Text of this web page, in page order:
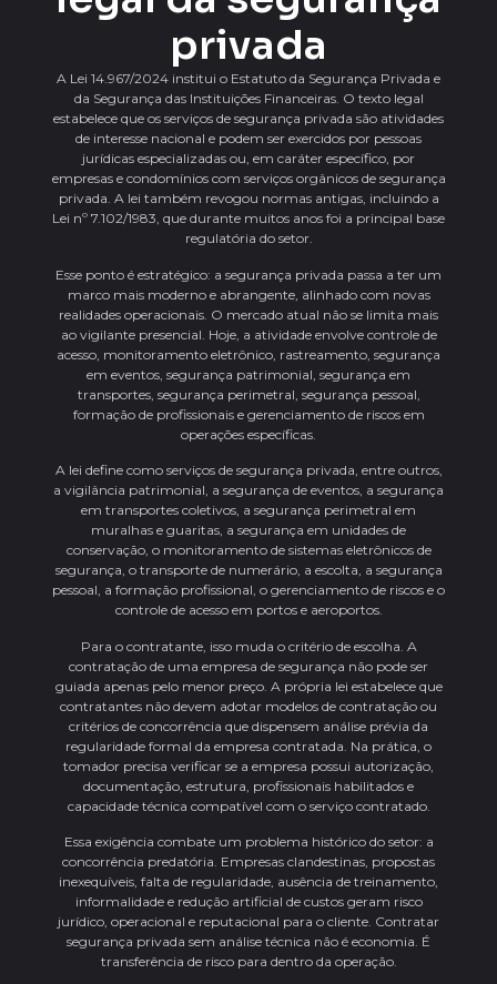
privada
A Lei 14.967/2024 institui o Estatuto da Segurança Privada e
da Segurança das Instituições Financeiras. O texto legal
estabelece que os serviços de segurança privada são atividades
de interesse nacional e podem ser exercidos por pessoas
jurídicas especializadas ou, em caráter específico, por
empresas e condomínios com serviços orgânicos de segurança
privada. A lei também revogou normas antigas, incluindo a
Lei nº 7.102/1983, que durante muitos anos foi a principal base
regulatória do setor.
Esse ponto é estratégico: a segurança privada passa a ter um
marco mais moderno e abrangente, alinhado com novas
realidades operacionais. O mercado atual não se limita mais
ao vigilante presencial. Hoje, a atividade envolve controle de
acesso, monitoramento eletrônico, rastreamento, segurança
em eventos, segurança patrimonial, segurança em
transportes, segurança perimetral, segurança pessoal,
formação de profissionais e gerenciamento de riscos em
operações específicas.
A lei define como serviços de segurança privada, entre outros,
a vigilância patrimonial, a segurança de eventos, a segurança
em transportes coletivos, a segurança perimetral em
muralhas e guaritas, a segurança em unidades de
conservação, o monitoramento de sistemas eletrônicos de
segurança, o transporte de numerário, a escolta, a segurança
pessoal, a formação profissional, o gerenciamento de riscos e o
controle de acesso em portos e aeroportos.
Para o contratante, isso muda o critério de escolha. A
contratação de uma empresa de segurança não pode ser
guiada apenas pelo menor preço. A própria lei estabelece que
contratantes não devem adotar modelos de contratação ou
critérios de concorrência que dispensem análise prévia da
regularidade formal da empresa contratada. Na prática, o
tomador precisa verificar se a empresa possui autorização,
documentação, estrutura, profissionais habilitados e
capacidade técnica compatível com o serviço contratado.
Essa exigência combate um problema histórico do setor: a
concorrência predatória. Empresas clandestinas, propostas
inexequíveis, falta de regularidade, ausência de treinamento,
informalidade e redução artificial de custos geram risco
jurídico, operacional e reputacional para o cliente. Contratar
segurança privada sem análise técnica não é economia. É
transferência de risco para dentro da operação.